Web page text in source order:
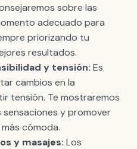
sobre las
adecuado para
priorizando tu
resultados.
y tensión: Es
cambios en la
tensión. Te mostraremos
sensaciones y promover
cómoda.
y masajes: Los